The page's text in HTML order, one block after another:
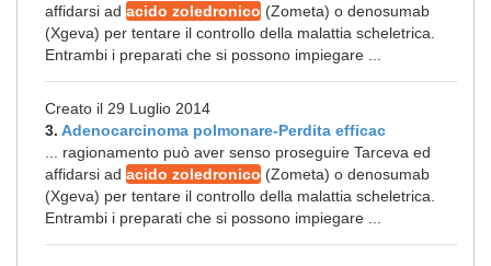
affidarsi ad acido zoledronico (Zometa) o denosumab
(Xgeva) per tentare il controllo della malattia scheletrica.
Entrambi i preparati che si possono impiegare ...
Creato il 29 Luglio 2014
3. Adenocarcinoma polmonare-Perdita efficac
... ragionamento può aver senso proseguire Tarceva ed
affidarsi ad acido zoledronico (Zometa) o denosumab
(Xgeva) per tentare il controllo della malattia scheletrica.
Entrambi i preparati che si possono impiegare ...